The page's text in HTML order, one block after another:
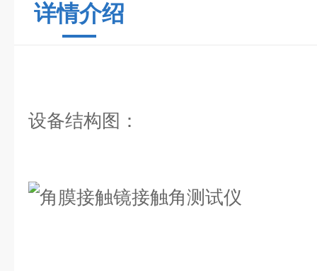
详情介绍
设备结构图：